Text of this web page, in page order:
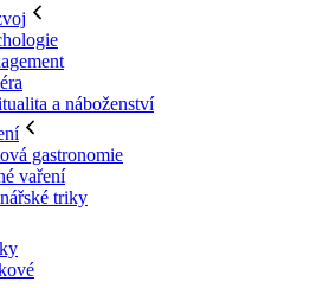
a náboženství
gastronomie
vaření
triky